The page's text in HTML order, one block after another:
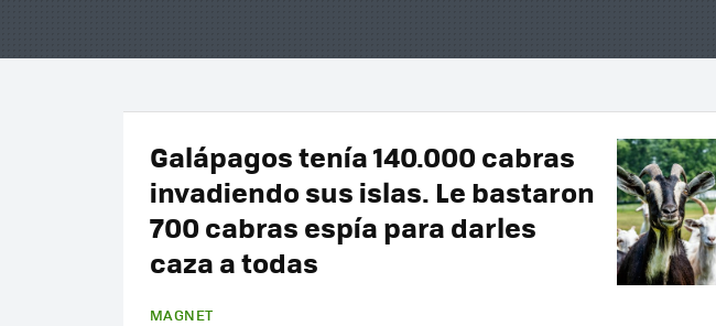
Galápagos tenía 140.000 cabras
invadiendo sus islas. Le bastaron
700 cabras espía para darles
caza a todas
MAGNET